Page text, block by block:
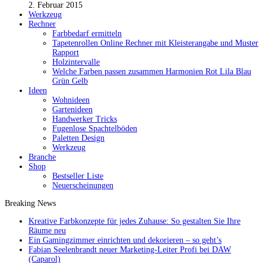
2. Februar 2015
Werkzeug
Rechner
Farbbedarf ermitteln
Tapetenrollen Online Rechner mit Kleisterangabe und Muster
Rapport
Holzintervalle
Welche Farben passen zusammen Harmonien Rot Lila Blau
Grün Gelb
Ideen
Wohnideen
Gartenideen
Handwerker Tricks
Fugenlose Spachtelböden
Paletten Design
Werkzeug
Branche
Shop
Bestseller Liste
Neuerscheinungen
Breaking News
Kreative Farbkonzepte für jedes Zuhause: So gestalten Sie Ihre
Räume neu
Ein Gamingzimmer einrichten und dekorieren – so geht’s
Fabian Seelenbrandt neuer Marketing-Leiter Profi bei DAW
(Caparol)